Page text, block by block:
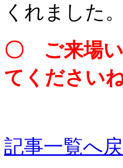
くれました
〇 ご来場い
てください
記事一覧へ